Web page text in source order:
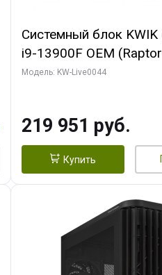
Системный блок KWIK
i9-13900F OEM
7, Efficient-co/ 32 ГБ
HD/ 512 ГБ SSD)
Модель: KW-Live0044
219 951 руб.
Купить